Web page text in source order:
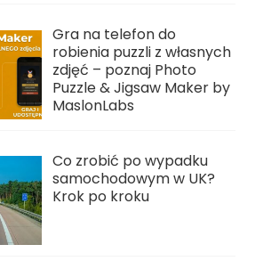
Gra na telefon do
robienia puzzli z własnych
zdjęć – poznaj Photo
Puzzle & Jigsaw Maker by
MaslonLabs
Co zrobić po wypadku
samochodowym w UK?
Krok po kroku